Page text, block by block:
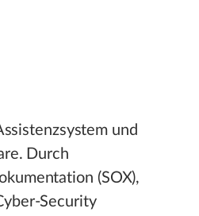
und
Durch
(SOX),
Security